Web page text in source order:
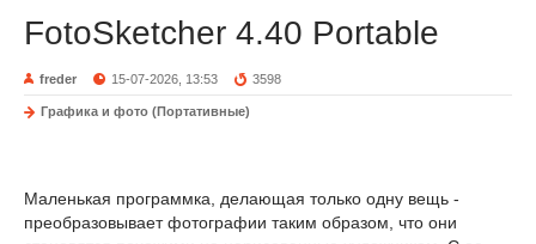
FotoSketcher 4.40 Portable
freder 15-07-2026, 13:53 3598
Графика и фото (Портативные)
Маленькая программка, делающая только одну вещь -
преобразовывает фотографии таким образом, что они